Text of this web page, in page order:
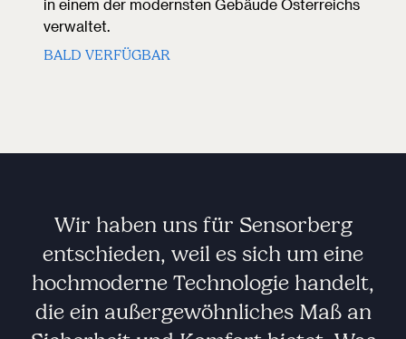
in einem der modernsten Gebäude Österreichs
verwaltet.
BALD VERFÜGBAR
Wir haben uns für Sensorberg
entschieden, weil es sich um eine
hochmoderne Technologie handelt,
die ein außergewöhnliches Maß an